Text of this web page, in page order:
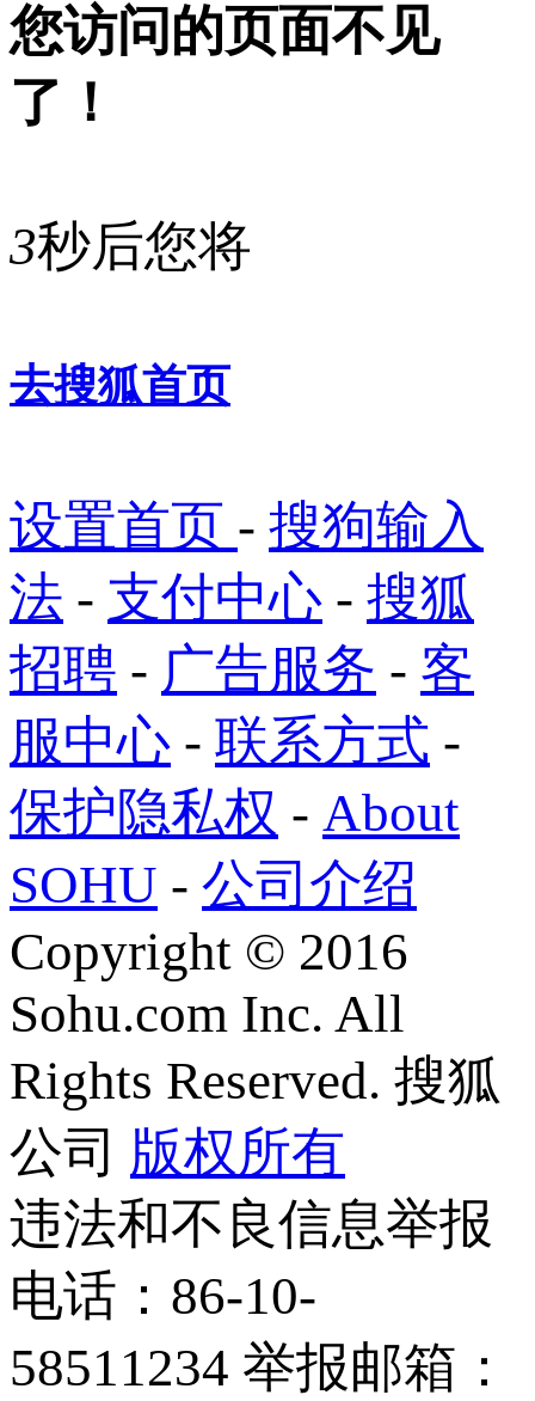
您访问的页面不见
了！
3秒后您将
去搜狐首页
设置首页 - 搜狗输入
法 - 支付中心 - 搜狐
招聘 - 广告服务 - 客
服中心 - 联系方式 -
保护隐私权 - About
SOHU - 公司介绍
Copyright © 2016
Sohu.com Inc. All
Rights Reserved. 搜狐
公司 版权所有
违法和不良信息举报
电话：86-10-
58511234 举报邮箱：